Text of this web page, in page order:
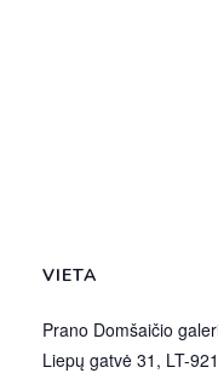
VIETA
Prano Domšaičio
Liepų gatvė 31, LT-